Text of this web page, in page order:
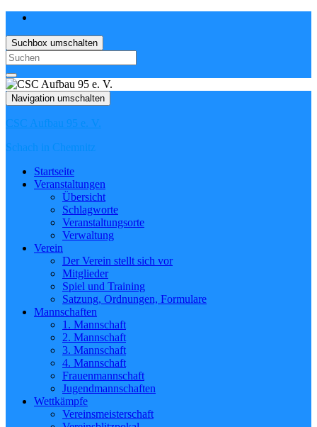
Suchbox umschalten
Search
for:
Navigation umschalten
CSC Aufbau 95 e. V.
Schach in Chemnitz
Startseite
Veranstaltungen
Übersicht
Schlagworte
Veranstaltungsorte
Verwaltung
Verein
Der Verein stellt sich vor
Mitglieder
Spiel und Training
Satzung, Ordnungen, Formulare
Mannschaften
1. Mannschaft
2. Mannschaft
3. Mannschaft
4. Mannschaft
Frauenmannschaft
Jugendmannschaften
Wettkämpfe
Vereinsmeisterschaft